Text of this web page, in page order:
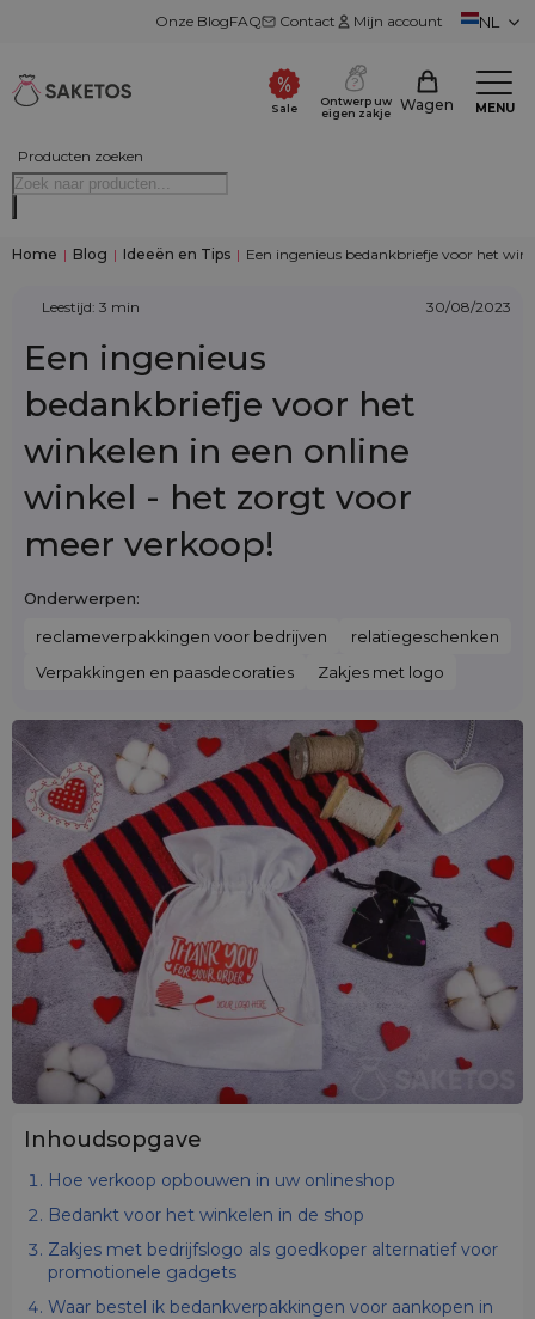
Onze BlogFAQ Contact Mijn account NL
Producten zoeken
Sale
Ontwerp uw
eigen zakje
Wagen MENU
Home | Blog | Ideeën en Tips | Een ingenieus bedankbriefje voor het
Leestijd: 3 min 30/08/2023
Een ingenieus
bedankbriefje voor het
winkelen in een online
winkel - het zorgt voor
meer verkoop!
Onderwerpen:
reclameverpakkingen voor bedrijven
relatiegeschenken
Verpakkingen en paasdecoraties
Zakjes met logo
Inhoudsopgave
Hoe verkoop opbouwen in uw onlineshop
Bedankt voor het winkelen in de shop
Zakjes met bedrijfslogo als goedkoper alternatief voor
promotionele gadgets
Waar bestel ik bedankverpakkingen voor aankopen in